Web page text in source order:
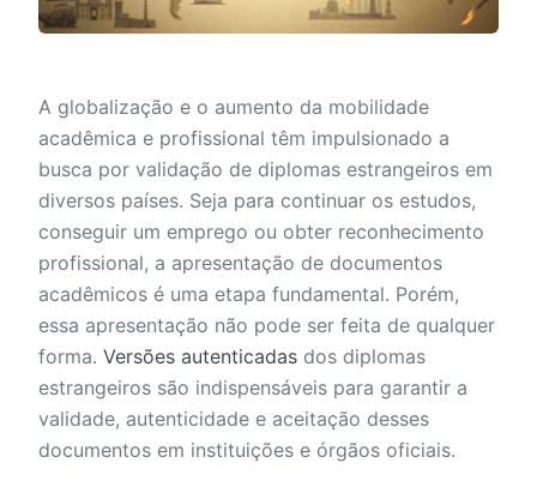
A globalização e o aumento da mobilidade
acadêmica e profissional têm impulsionado a
busca por validação de diplomas estrangeiros em
diversos países. Seja para continuar os estudos,
conseguir um emprego ou obter reconhecimento
profissional, a apresentação de documentos
acadêmicos é uma etapa fundamental. Porém,
essa apresentação não pode ser feita de qualquer
forma. Versões autenticadas dos diplomas
estrangeiros são indispensáveis para garantir a
validade, autenticidade e aceitação desses
documentos em instituições e órgãos oficiais.